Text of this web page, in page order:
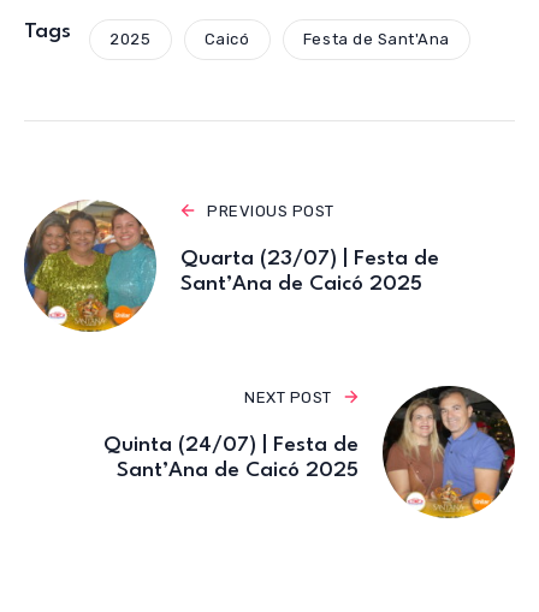
s
p
e
o
k
te gr
m
Tags 2025 Caicó Festa de Sant'Ana
PREVIOUS POST
Quarta (23/07) | Festa de
Sant’Ana de Caicó 2025
NEXT POST
Quinta (24/07) | Festa de
Sant’Ana de Caicó 2025